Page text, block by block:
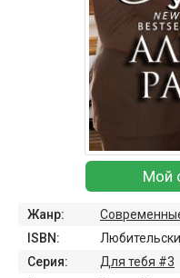
Мой
Жанр:
ISBN:
Серия:
Для тебя #3